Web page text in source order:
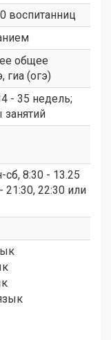
воспитанниц
общее
гиа (огэ)
- 35 недель;
сб, 8:30 - 13.25
22:30 или